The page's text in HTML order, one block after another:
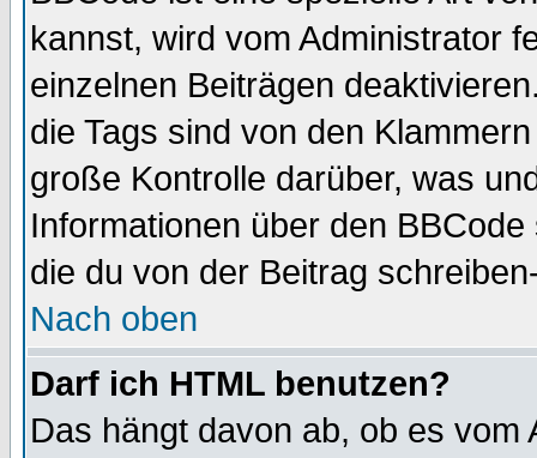
kannst, wird vom Administrator
einzelnen Beiträgen
die Tags sind von den
große Kontrolle darüber, was
Informationen über den
die du von der Beitrag
Nach oben
Darf ich HTML benutzen?
Das hängt davon ab, ob es